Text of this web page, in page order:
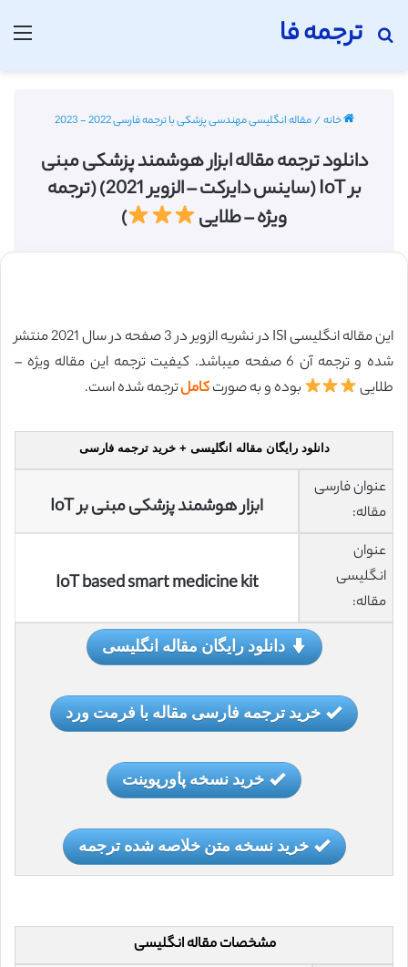
ترجمه فا
جستجو برای
خانه/مقاله انگلیسی مهندسی پزشکی با ترجمه فارسی 2022 - 2023
دانلود ترجمه مقاله ابزار هوشمند پزشکی مبنی
بر IoT (ساینس دایرکت – الزویر 2021) (ترجمه
ویژه – طلایی
)
این مقاله انگلیسی ISI در نشریه الزویر در 3 صفحه در سال 2021 منتشر
شده و ترجمه آن 6 صفحه میباشد. کیفیت ترجمه این مقاله ویژه –
طلایی
بوده و به صورتکاملترجمه شده است.
دانلود رایگان مقاله انگلیسی + خرید ترجمه فارسی
عنوان فارسی
مقاله:
ابزار هوشمند پزشکی مبنی بر IoT
عنوان
انگلیسی
مقاله:
IoT based smart medicine kit
دانلود رایگان مقاله انگلیسی
خرید ترجمه فارسی مقاله با فرمت ورد
خرید نسخه پاورپوینت
خرید نسخه متن خلاصه شده ترجمه
مشخصات مقاله انگلیسی